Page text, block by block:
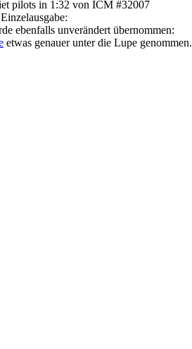
ebenfalls unverändert übernommen:
etwas genauer unter die Lupe genommen.